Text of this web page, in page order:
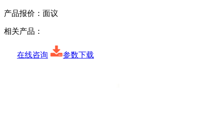
产品报价： 面议
相关产品：
在线咨询 参数下载